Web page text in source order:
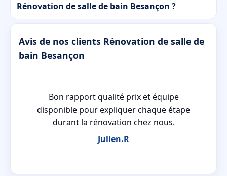
Rénovation de salle de bain Besançon ?
Avis de nos clients Rénovation de salle de
bain Besançon
Bon rapport qualité prix et équipe
disponible pour expliquer chaque étape
durant la rénovation chez nous.
Julien.R